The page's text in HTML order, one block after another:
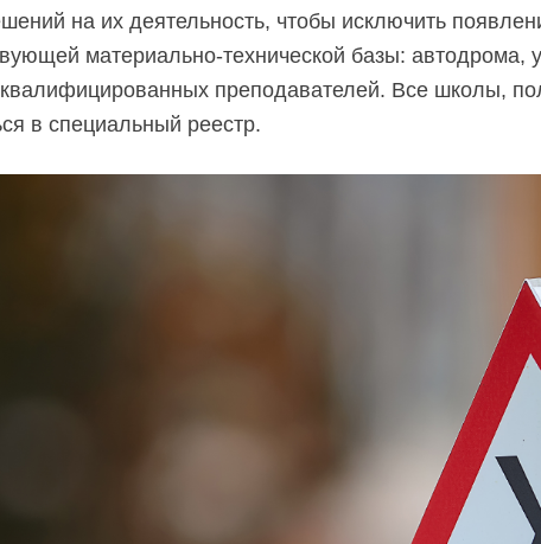
на их деятельность, чтобы исключить
материально-технической базы:
преподавателей. Все школы,
в специальный реестр.